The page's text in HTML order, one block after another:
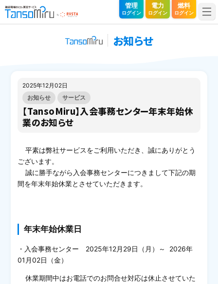
TansoMiru（タンソミル）｜建設現場のCO₂算定サービス
管理
ログイン
電力
ログイン
燃料
ログイン
お知らせ
2025年12月02日
お知らせ
サービス
【TansoMiru】入会事務センター年末年始休
業のお知らせ
平素は弊社サービスをご利用いただき、誠にありがとう
ございます。
誠に勝手ながら入会事務センターにつきまして下記の期
間を年末年始休業とさせていただきます。
年末年始休業日
・入会事務センター 2025年12月29日（月）～ 2026年
01月02日（金）
休業期間中はお電話でのお問合せ対応は休止させていた